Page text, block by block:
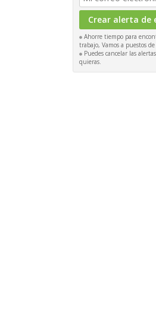
Ahorre tiempo para
trabajo, Vamos a puestos
Puedes cancelar las
quieras.